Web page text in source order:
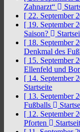
Zahnarzt“
[ 22. September
[ 19. September
Saison?
[ 18. September
Denkmal des
[ 15. September
Ellenfeld und
[ 14. September
Startseite
[ 13. September
Fußballs
[ 12. September
Pforten